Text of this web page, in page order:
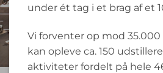
under ét tag i et brag af et
Vi forventer op mod
kan opleve ca. 150
aktiviteter fordelt på hele